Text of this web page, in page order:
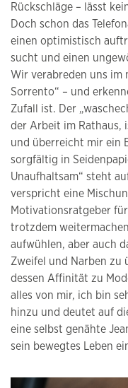
Rückschläge – lässt
Doch schon das
einen optimistisch
sucht und einen
Wir verabreden uns im
Sorrento“ – und
Zufall ist. Der
der Arbeit im Rathaus,
und überreicht mir ein
sorgfältig in
Unaufhaltsam“ steht
verspricht eine
Motivationsratgeber
trotzdem
aufwühlen, aber auch
Zweifel und Narben zu
dessen Affinität zu
alles von mir, ich bin
hinzu und deutet auf
eine selbst genähte
sein bewegtes Leben